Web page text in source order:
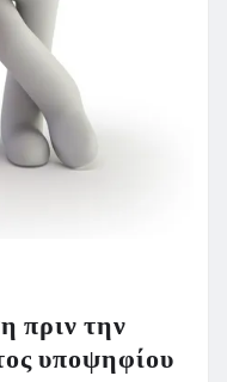
πριν την
υποψηφίου